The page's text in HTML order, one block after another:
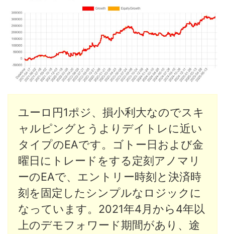
ユーロ円1ポジ、損小利大なのでスキ
ャルピングとうよりデイトレに近い
タイプのEAです。ゴトー日および金
曜日にトレードをする定刻アノマリ
ーのEAで、エントリー時刻と決済時
刻を固定したシンプルなロジックに
なっています。2021年4月から4年以
上のデモフォワード期間があり、途